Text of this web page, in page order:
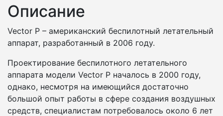
Описание
Vector P – американский беспилотный летательный
аппарат, разработанный в 2006 году.
Проектирование беспилотного летательного
аппарата модели Vector P началось в 2000 году,
однако, несмотря на имеющийся достаточно
большой опыт работы в сфере создания воздушных
средств, специалистам потребовалось около 6 лет